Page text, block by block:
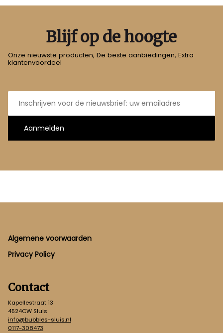
Blijf op de hoogte
Onze nieuwste producten, De beste aanbiedingen, Extra
klantenvoordeel
E-
mailadres
Aanmelden
Footer
Algemene voorwaarden
Privacy Policy
Contact
Kapellestraat 13
4524CW Sluis
info@bubbles-sluis.nl
0117-308473